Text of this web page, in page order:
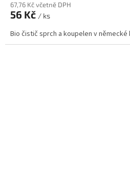
67,76 Kč včetně DPH
56 Kč / ks
Bio čistič sprch a koupelen v německé